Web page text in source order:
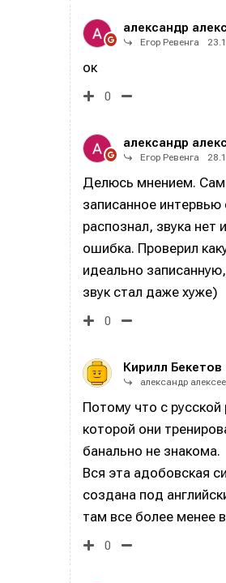
александр
Егор Ревенга
ок
0
александр
Егор Ревенга
Делюсь мнением.
записанное
распознал, звука нет
ошибка. Проверил
идеально
звук стал даже хуже)
0
Кирилл Бекетов
александр
Потому что с
которой они
банально не знакома.
Вся эта адобовская
создана под
там все более менее
0